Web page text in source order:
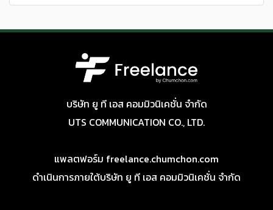
บริษัท ยู ที เอส คอมมิวนิเคชั่น จำกัด
UTS COMMUNICATION CO., LTD.
แพลตฟอร์ม freelance.chumchon.com
ดำเนินการภายใต้บริษัท ยู ที เอส คอมมิวนิเคชั่น จำกัด